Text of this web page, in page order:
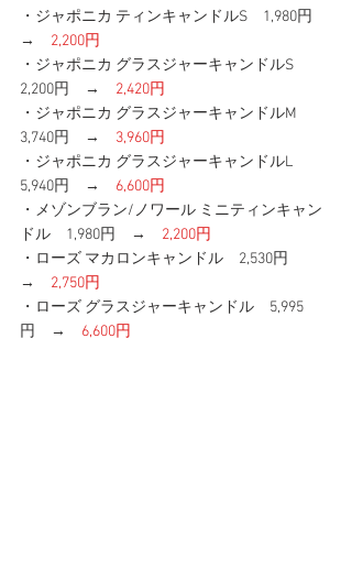
・ジャポニカ ティンキャンドルS　1,980円
→ 2,200円
・ジャポニカ グラスジャーキャンドルS
2,200円　→ 2,420円
・ジャポニカ グラスジャーキャンドルM
3,740円　→ 3,960円
・ジャポニカ グラスジャーキャンドルL
5,940円　→ 6,600円
・メゾンブラン/ノワール ミニティンキャン
ドル　1,980円　→ 2,200円
・ローズ マカロンキャンドル　2,530円
→ 2,750円
・ローズ グラスジャーキャンドル　5,995
円　→ 6,600円